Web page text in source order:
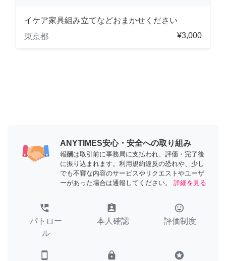
イケア家具組み立てなどおまかせください
東京都
¥3,000
ANYTIMES安心・安全への取り組み
報酬は取引前に事務局に支払われ、評価・完了後
に振り込まれます。利用規約違反の恐れや、少し
でも不審な内容のサービスやリクエストやユーザ
ーがあった場合は通報してください。
詳細を見る
perm_phone_msg
パトロー
ル
assignment_ind
本人確認
tag_faces
評価制度
smartphone lock stars